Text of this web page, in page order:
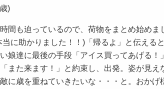
)
間も迫っているので、荷物をまとめ始めま
に助かりました！！)「帰るよ」と伝える
娘達に最後の手段「アイス買ってあげる！
また来ます！」と約束し、出発。姿が見え
に歳を重ねていきたいな・・・と。おかげ